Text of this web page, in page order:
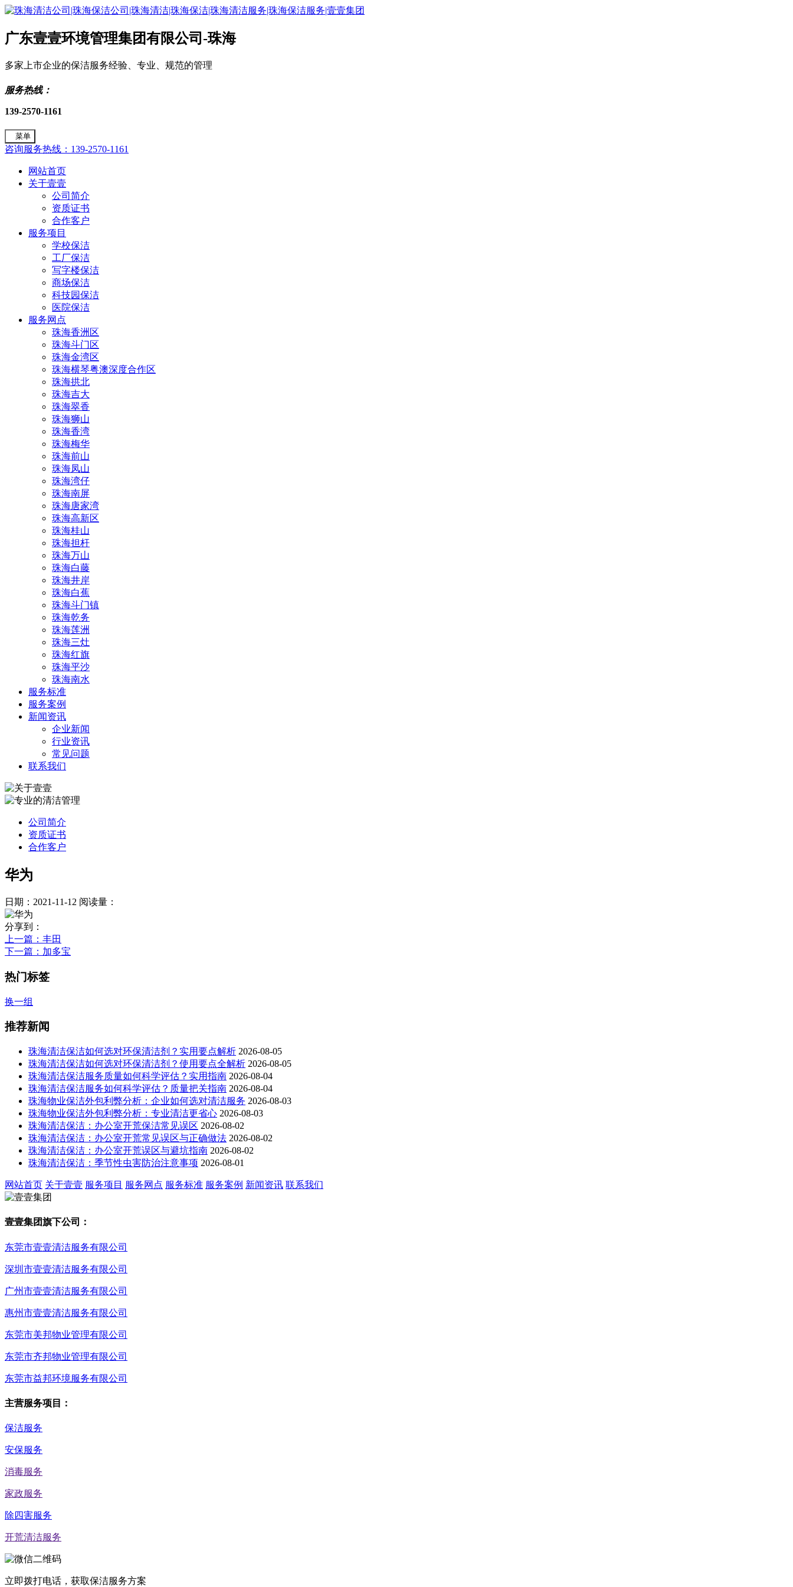
广东壹壹环境管理集团有限公司-珠海
多家上市企业的保洁服务经验、专业、规范的管理
服务热线：
139-2570-1161
菜单
咨询服务热线：139-2570-1161
网站首页
关于壹壹
公司简介
资质证书
合作客户
服务项目
学校保洁
工厂保洁
写字楼保洁
商场保洁
科技园保洁
医院保洁
服务网点
珠海香洲区
珠海斗门区
珠海金湾区
珠海横琴粤澳深度合作区
珠海拱北
珠海吉大
珠海翠香
珠海狮山
珠海香湾
珠海梅华
珠海前山
珠海凤山
珠海湾仔
珠海南屏
珠海唐家湾
珠海高新区
珠海桂山
珠海担杆
珠海万山
珠海白藤
珠海井岸
珠海白蕉
珠海斗门镇
珠海乾务
珠海莲洲
珠海三灶
珠海红旗
珠海平沙
珠海南水
服务标准
服务案例
新闻资讯
企业新闻
行业资讯
常见问题
联系我们
公司简介
资质证书
合作客户
华为
日期：2021-11-12 阅读量：
分享到：
上一篇 ：丰田
下一篇 ：加多宝
热门标签
换一组
推荐新闻
珠海清洁保洁如何选对环保清洁剂？实用要点解析 2026-08-05
珠海清洁保洁如何选对环保清洁剂？使用要点全解析 2026-08-05
珠海清洁保洁服务质量如何科学评估？实用指南 2026-08-04
珠海清洁保洁服务如何科学评估？质量把关指南 2026-08-04
珠海物业保洁外包利弊分析：企业如何选对清洁服务 2026-08-03
珠海物业保洁外包利弊分析：专业清洁更省心 2026-08-03
珠海清洁保洁：办公室开荒保洁常见误区 2026-08-02
珠海清洁保洁：办公室开荒常见误区与正确做法 2026-08-02
珠海清洁保洁：办公室开荒误区与避坑指南 2026-08-02
珠海清洁保洁：季节性虫害防治注意事项 2026-08-01
网站首页 关于壹壹 服务项目 服务网点 服务标准 服务案例 新闻资讯 联系我们
壹壹集团旗下公司：
东莞市壹壹清洁服务有限公司
深圳市壹壹清洁服务有限公司
广州市壹壹清洁服务有限公司
惠州市壹壹清洁服务有限公司
东莞市美邦物业管理有限公司
东莞市齐邦物业管理有限公司
东莞市益邦环境服务有限公司
主营服务项目：
保洁服务
安保服务
消毒服务
家政服务
除四害服务
开荒清洁服务
立即拨打电话，获取保洁服务方案